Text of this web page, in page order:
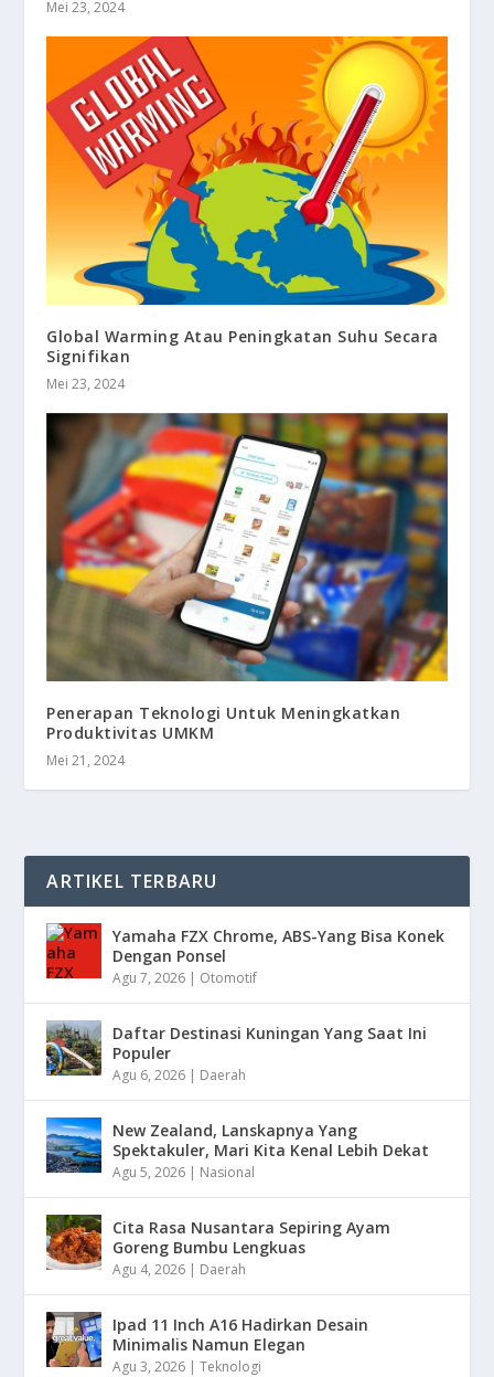
Mei 23, 2024
Global Warming Atau Peningkatan Suhu Secara
Signifikan
Mei 23, 2024
Penerapan Teknologi Untuk Meningkatkan
Produktivitas UMKM
Mei 21, 2024
ARTIKEL TERBARU
Yamaha FZX Chrome, ABS-Yang Bisa Konek
Dengan Ponsel
Agu 7, 2026 | Otomotif
Daftar Destinasi Kuningan Yang Saat Ini
Populer
Agu 6, 2026 | Daerah
New Zealand, Lanskapnya Yang
Spektakuler, Mari Kita Kenal Lebih Dekat
Agu 5, 2026 | Nasional
Cita Rasa Nusantara Sepiring Ayam
Goreng Bumbu Lengkuas
Agu 4, 2026 | Daerah
Ipad 11 Inch A16 Hadirkan Desain
Minimalis Namun Elegan
Agu 3, 2026 |Teknologi